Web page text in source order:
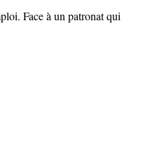
Face à un patronat qui